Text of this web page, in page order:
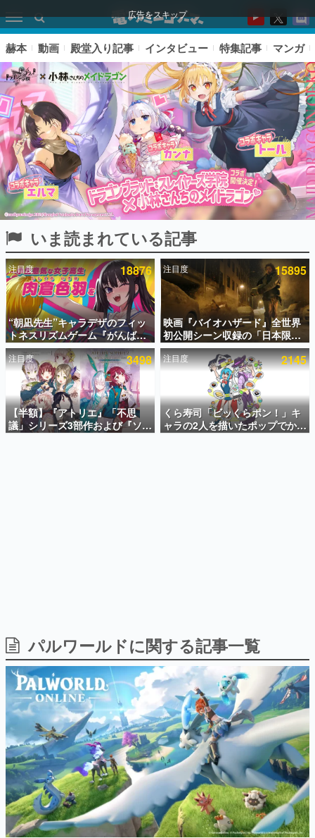
広告をスキップ
ピックアップ
電ファミのいま読まれている記事ランキング
アプリセール情報
インタビュー
連載・特集一覧
殿堂入り記事
SNS拡散数が数千以上！ ページビュー数万以上！ などな
ど。多くの人々に読まれた、電ファミ渾身の“殿堂入り”記
事をまとめました。
日本のコンテンツ産業やカルチャーに与えた影響を探る企
画です。
日本モバイルゲーム産業史
日本のモバイルゲーム史における主要なトピック・タイト
ルを網羅するほか、開発者へのインタビューや識者による
解説を掲載。約20年の歴史が一望できる決定版！
若ゲのいたり〜ゲームクリエイターの青春〜
『うつヌケ』『ペンと箸』等で知られるマンガ家・田中圭
一先生によるゲーム業界レポートマンガです。
なんでゲームは面白い？
ゲーム開発者・hamatsu氏がゲームの魅力を画面や操作の
具体的な形から解き明かしていく、硬派で骨太な評論連載
です。
赫本 動画 殿堂入り記事 インタビュー 特集記事 マンガ
いま読まれている記事
注目度 18876
“朝凪先生”キャラデザのフィッ
トネスリズムゲーム『がんば
れ！チアリズム』Steamストア
ページが公開。キャラクターの
CVは陽向葵ゅかさん
注目度 15895
映画『バイオハザード』全世界
初公開シーン収録の「日本限
定」予告映像が解禁。バイオの
日（8月10日）にあわせて、
「ラクーンシティ総合病院」へ
行く配達人の姿が披露
注目度 3498
【半額】『アトリエ』「不思
議」シリーズ3部作および『ソフ
ィーのアトリエ2』公式画集の
注目度 2145
くら寿司「ビッくらポン！」キ
ャラの2人を描いたポップでかわ
いいコラボイラストが公開。コ
パルワールドに関する記事一覧